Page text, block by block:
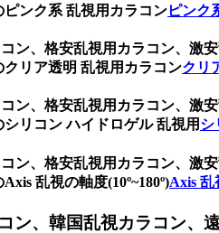
ンク系 乱視用カラコンピンク
ン、格安乱視用カラコン、激
リア透明 乱視用カラコンクリ
ン、格安乱視用カラコン、激
リコン ハイドロゲル 乱視用 シ
ン、格安乱視用カラコン、激
乱視の軸度(10º~180º)Axis 乱
、韓国乱視カラコン、